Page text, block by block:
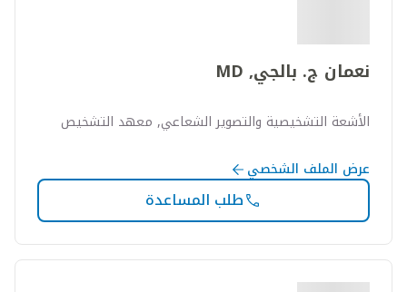
نعمان ج. بالجي, MD
الأشعة التشخيصية والتصوير الشعاعي, معهد التشخيص
عرض الملف الشخصي
طلب المساعدة